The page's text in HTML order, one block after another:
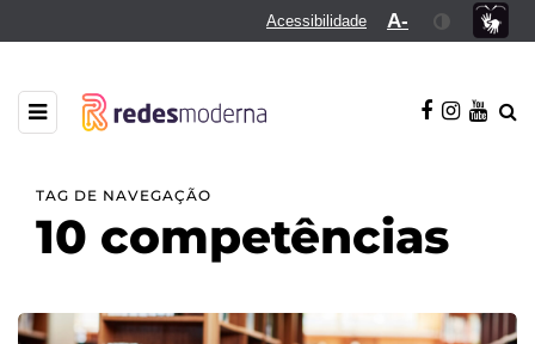
Acessibilidade A-
TAG DE NAVEGAÇÃO
10 competências